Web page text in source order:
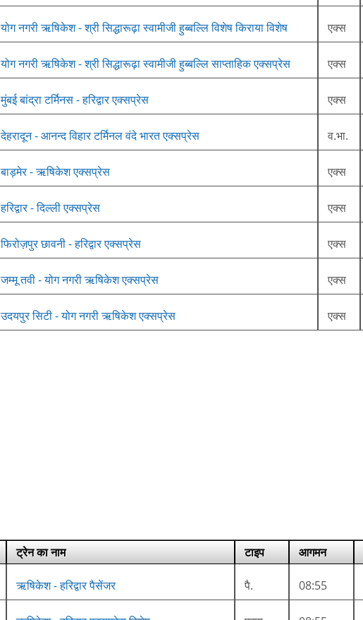
योग नगरी ऋषिकेश - श्री सिद्धारूढ़ा स्वामीजी हुब्बल्लि विशेष किराया विशेष एक्स
योग नगरी ऋषिकेश - श्री सिद्धारूढ़ा स्वामीजी हुब्बल्लि साप्ताहिक एक्सप्रेस एक्स
मुंबई बांद्रा टर्मिनस - हरिद्वार एक्सप्रेस एक्स
देहरादून - आनन्द विहार टर्मिनल वंदे भारत एक्सप्रेस व.भा.
बाड़मेर - ऋषिकेश एक्सप्रेस एक्स
हरिद्वार - दिल्ली एक्सप्रेस एक्स
फिरोज़पुर छावनी - हरिद्वार एक्सप्रेस एक्स
जम्मू तवी - योग नगरी ऋषिकेश एक्सप्रेस एक्स
उदयपुर सिटी - योग नगरी ऋषिकेश एक्सप्रेस एक्स
ट्रेन का नाम टाइप आगमन
ऋषिकेश - हरिद्वार पैसेंजर पै. 08:55